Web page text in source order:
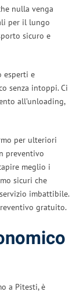
nulla venga
per il lungo
sicuro e
esperti e
senza intoppi. Ci
all’unloading,
per ulteriori
preventivo
meglio i
sicuri che
imbattibile.
gratuito.
a Pitesti, è